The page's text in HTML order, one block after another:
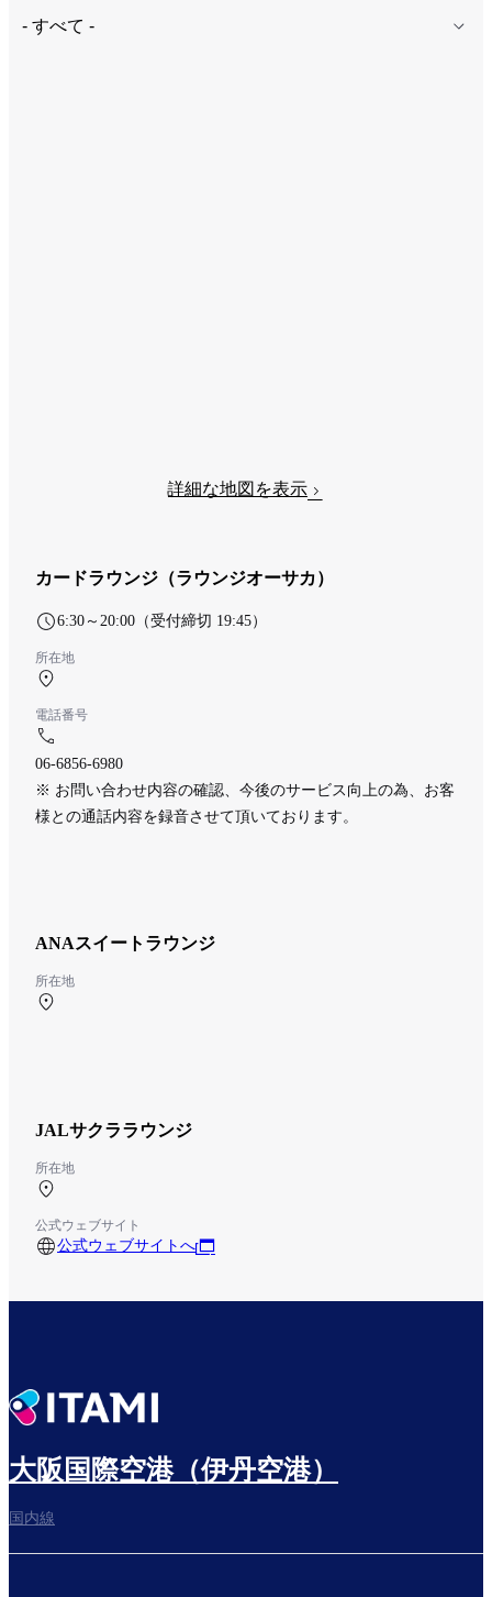
詳細な地図を表示
カードラウンジ（ラウンジオーサカ）
6:30～20:00（受付締切 19:45）
所在地
電話番号
06-6856-6980
※ お問い合わせ内容の確認、今後のサービス向上の為、お客
様との通話内容を録音させて頂いております。
ANAスイートラウンジ
所在地
JALサクララウンジ
所在地
公式ウェブサイト
公式ウェブサイトへ
大阪国際空港（伊丹空港）
国内線